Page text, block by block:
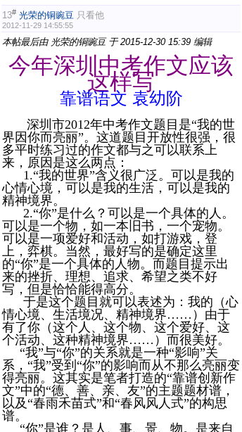
13# 光荣的铜豌豆 只看他
2012-11-29 14:55:55
本帖最后由 光荣的铜豌豆 于 2015-12-30 15:39 编辑
今年深圳中考作文应该
这样写
靠谱语文 袁幼阶
深圳市2012年中考作文题目是“我的世
界因你而亮丽”。这道题目开放性很强，很
多平时练习过的作文都与之可以联系上
来，原因是这么两点：
1.“我的世界”含义很广泛。可以是我的
心情心境，可以是我的生活，可以是我的
精神境界。
2.“你”是什么？可以是一个具体的人。
可以是一个物，如一本旧书，一个宠物。
可以是一项爱好和活动，如打游戏，登
上，弈棋。当然，最好写的是确定这里
的“你”是一个具体的人物。而题目提示出
来的挫折、理想、追求、希望之类不好
写，但是恰恰能得高分。
于是这个题目就可以表述为：我的（心
情心境、生活境况、精神境界……）由于
有了你（这个人、这个物、这个爱好、这
个活动、这种精神境界……）而很美好。
“我”与“你”的关系就是一种“影响”关
系，“我”受到“你”的影响而从不那么亮丽变
得亮丽。这其实是笔者打造的“靠谱创新作
文”中的“德、善、亲、友”的主题题材谱，
以及“春雨禾苗式”和“春风风人式”的构思
谱。
“你”是谁？是人、事、景、物。是来自